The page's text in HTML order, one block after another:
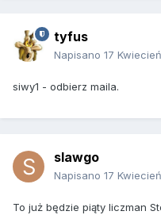
tyfus
Napisano 17
siwy1 - odbierz maila.
slawgo
Napisano 17
To już będzie piąty liczman